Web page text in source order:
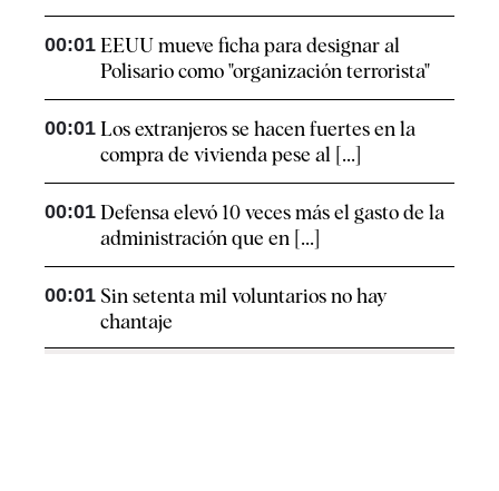
00:01 EEUU mueve ficha para designar al
Polisario como "organización terrorista"
00:01 Los extranjeros se hacen fuertes en la
compra de vivienda pese al [...]
00:01 Defensa elevó 10 veces más el gasto de la
administración que en [...]
00:01 Sin setenta mil voluntarios no hay
chantaje